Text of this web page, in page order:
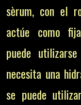
sèrum, con el
actúe como
puede
necesita una
se puede